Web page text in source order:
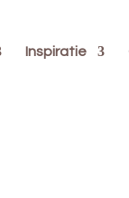
Inspiratie